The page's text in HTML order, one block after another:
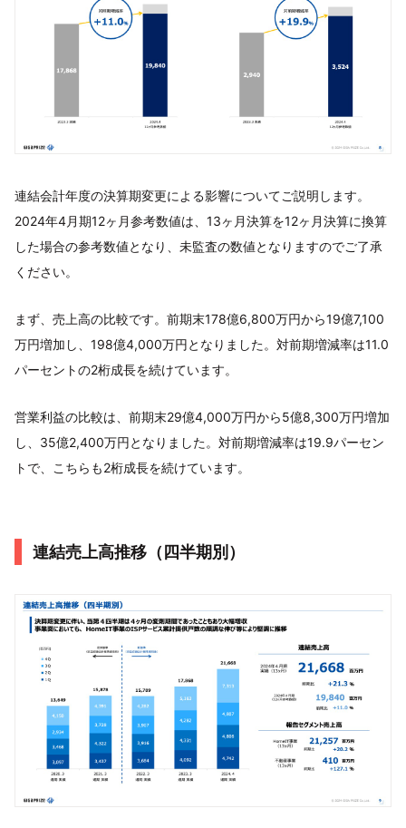
連結会計年度の決算期変更による影響についてご説明します。
2024年4月期12ヶ月参考数値は、13ヶ月決算を12ヶ月決算に換算
した場合の参考数値となり、未監査の数値となりますのでご了承
ください。
まず、売上高の比較です。前期末178億6,800万円から19億7,100
万円増加し、198億4,000万円となりました。対前期増減率は11.0
パーセントの2桁成長を続けています。
営業利益の比較は、前期末29億4,000万円から5億8,300万円増加
し、35億2,400万円となりました。対前期増減率は19.9パーセン
トで、こちらも2桁成長を続けています。
連結売上高推移（四半期別）